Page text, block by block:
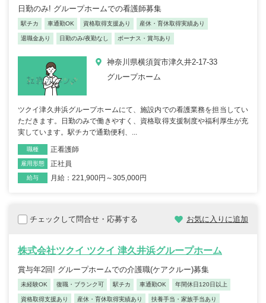
日勤のみ! グループホームでの看護師募集
駅チカ 車通勤OK 資格取得支援あり 産休・育休取得実績あり
退職金あり 日勤のみ/夜勤なし ボーナス・賞与あり
神奈川県横須賀市津久井2-17-33
グループホーム
ツクイ津久井浜グループホームにて、施設内での看護業務を担当してい
ただきます。日勤のみで働きやすく、資格取得支援制度や福利厚生が充
実しています。駅チカで通勤便利、...
職種 正看護師
雇用形態 正社員
給与 月給：221,900円～305,000円
チェックして問合せ・応募する お気に入りに追加
株式会社ツクイ ツクイ 津久井浜グループホーム
賞与年2回! グループホームでの介護職(ケアクルー)募集
未経験OK 復職・ブランク可 駅チカ 車通勤OK 年間休日120日以上
資格取得支援あり 産休・育休取得実績あり 扶養手当・家族手当あり